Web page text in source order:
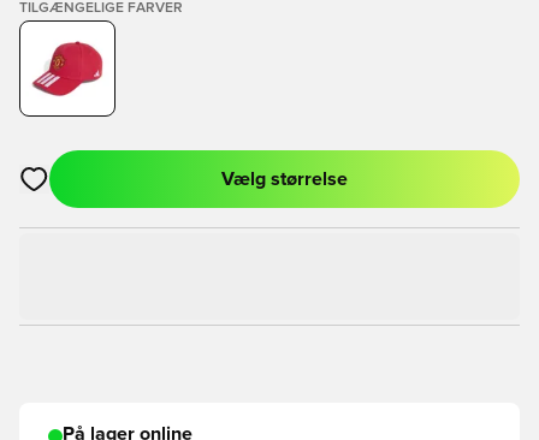
TILGÆNGELIGE FARVER
Åbner en Modal til at logge ind eller tilmelde dig som medlem
Vælg størrelse
På lager online